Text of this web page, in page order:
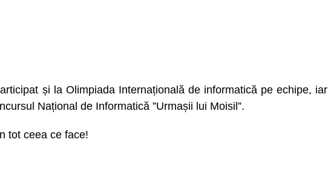
și la Olimpiada Internațională de informatică pe echipe, iar
Național de Informatică ”Urmașii lui Moisil”.
tot ceea ce face!